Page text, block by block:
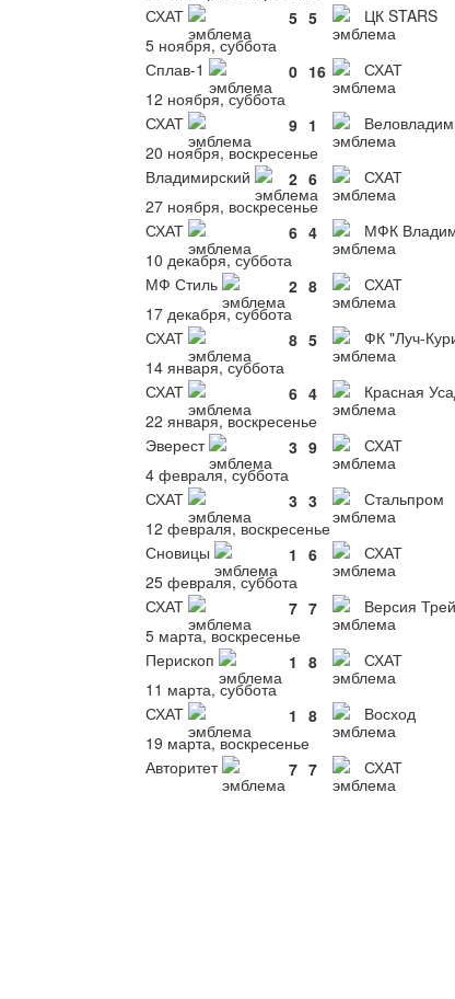
СХАТ
5 5 ЦК STARS
5 ноября, суббота
Сплав-1
0 16 СХАТ
12 ноября, суббота
СХАТ
9 1
20 ноября, воскресенье
Владимирский
2 6 СХАТ
27 ноября, воскресенье
СХАТ
6 4 МФК
10 декабря, суббота
МФ Стиль
2 8 СХАТ
17 декабря, суббота
СХАТ
8 5 ФК "Луч-
14 января, суббота
СХАТ
6 4 Красная
22 января, воскресенье
Эверест
3 9 СХАТ
4 февраля, суббота
СХАТ
3 3 Стальпром
12 февраля, воскресенье
Сновицы
1 6 СХАТ
25 февраля, суббота
СХАТ
7 7 Версия
5 марта, воскресенье
Перископ
1 8 СХАТ
11 марта, суббота
СХАТ
1 8 Восход
19 марта, воскресенье
Авторитет
7 7 СХАТ